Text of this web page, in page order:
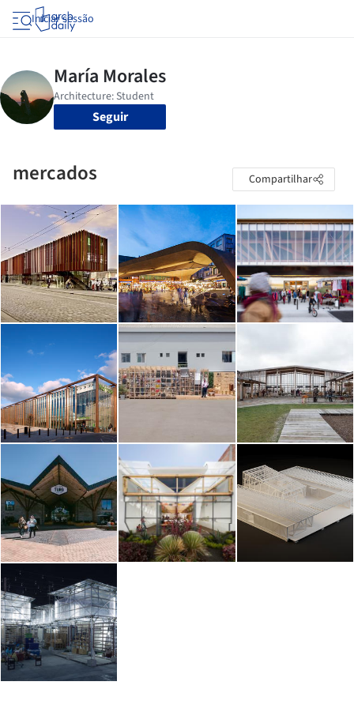
Iniciar sessão
Seguir
mercados Compartilhar